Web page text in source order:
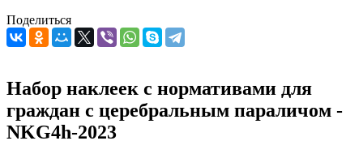
Поделиться
Набор наклеек с нормативами для
граждан с церебральным параличом -
NKG4h-2023